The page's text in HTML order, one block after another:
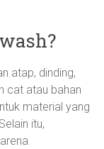
atap, dinding,
cat atau bahan
material yang
itu,